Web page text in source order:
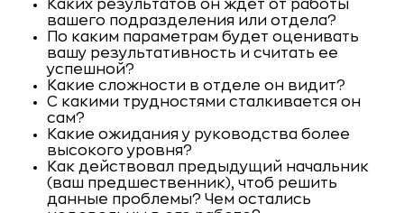
Каких результатов он ждет от работы
вашего подразделения или отдела?
По каким параметрам будет оценивать
вашу результативность и считать ее
успешной?
Какие сложности в отделе он видит?
С какими трудностями сталкивается он
сам?
Какие ожидания у руководства более
высокого уровня?
Как действовал предыдущий начальник
(ваш предшественник), чтоб решить
данные проблемы? Чем остались